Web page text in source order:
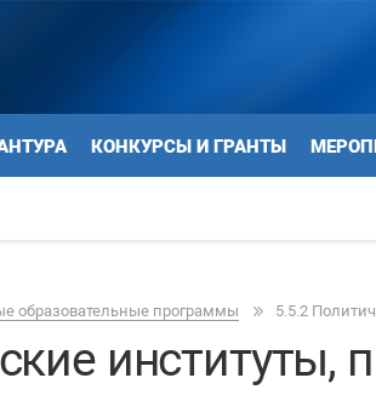
КОНКУРСЫ И ГРАНТЫ
образовательные программы 5.5.2
институты,